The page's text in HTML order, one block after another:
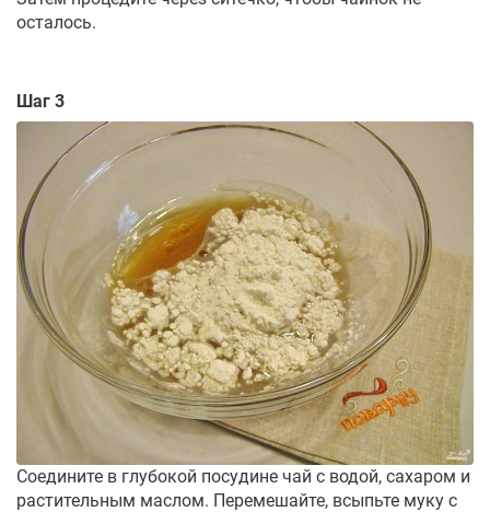
осталось.
Шаг 3
Соедините в глубокой посудине чай с водой, сахаром и
растительным маслом. Перемешайте, всыпьте муку с